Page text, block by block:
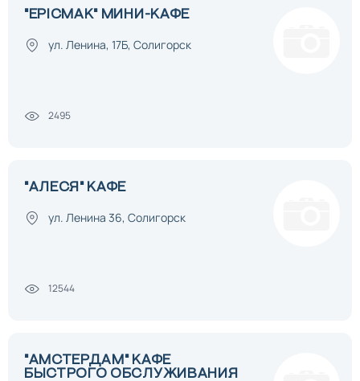
"EPICMAK" МИНИ-КАФЕ
ул. Ленина, 17Б, Солигорск
2495
"АЛЕСЯ" КАФЕ
ул. Ленина 36, Солигорск
12544
"АМСТЕРДАМ" КАФЕ
БЫСТРОГО ОБСЛУЖИВАНИЯ